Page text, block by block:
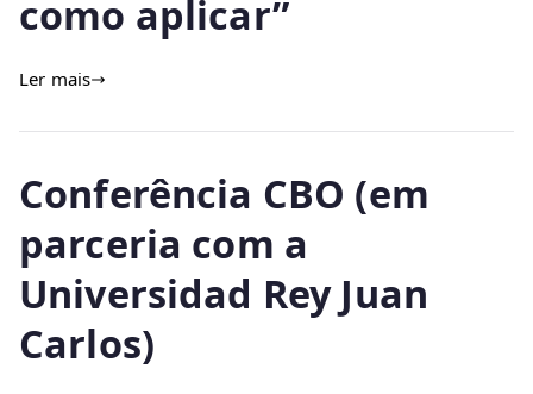
como aplicar”
Ler mais
Conferência CBO (em
parceria com a
Universidad Rey Juan
Carlos)